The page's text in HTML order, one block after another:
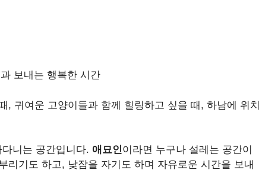
보내는 행복한 시간
, 귀여운 고양이들과 함께 힐링하고 싶을 때, 하남에 위치
니는 공간입니다. 애묘인이라면 누구나 설레는 공간이
리기도 하고, 낮잠을 자기도 하며 자유로운 시간을 보내